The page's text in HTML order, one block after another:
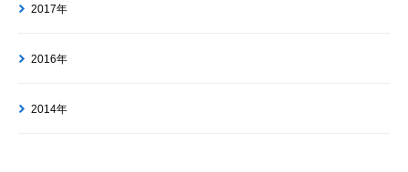
2017年
2016年
2014年